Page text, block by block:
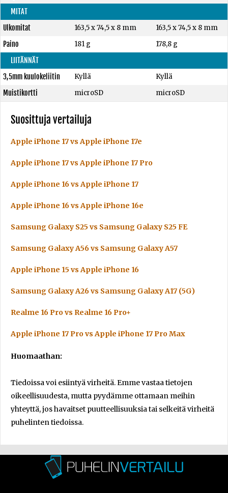
MITAT
Ulkomitat
163,5 x 74,5 x 8 mm
163,5 x 74,5 x 8 mm
Paino
181 g
178,8 g
LIITÄNNÄT
3,5mm kuulokeliitin
Kyllä
Kyllä
Muistikortti
microSD microSD
Suosittuja vertailuja
Apple iPhone 17 vs Apple iPhone 17e
Apple iPhone 17 vs Apple iPhone 17 Pro
Apple iPhone 16 vs Apple iPhone 17
Apple iPhone 16 vs Apple iPhone 16e
Samsung Galaxy S25 vs Samsung Galaxy S25 FE
Samsung Galaxy A56 vs Samsung Galaxy A57
Apple iPhone 15 vs Apple iPhone 16
Samsung Galaxy A26 vs Samsung Galaxy A17 (5G)
Realme 16 Pro vs Realme 16 Pro+
Apple iPhone 17 Pro vs Apple iPhone 17 Pro Max
Huomaathan:
Tiedoissa voi esiintyä virheitä. Emme vastaa tietojen
oikeellisuudesta, mutta pyydämme ottamaan meihin
yhteyttä, jos havaitset puutteellisuuksia tai selkeitä virheitä
puhelinten tiedoissa.